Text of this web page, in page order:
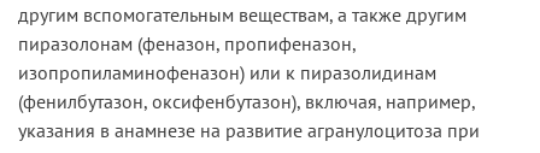
другим вспомогательным веществам, а также другим
пиразолонам (феназон, пропифеназон,
изопропиламинофеназон) или к пиразолидинам
(фенилбутазон, оксифенбутазон), включая, например,
указания в анамнезе на развитие агранулоцитоза при